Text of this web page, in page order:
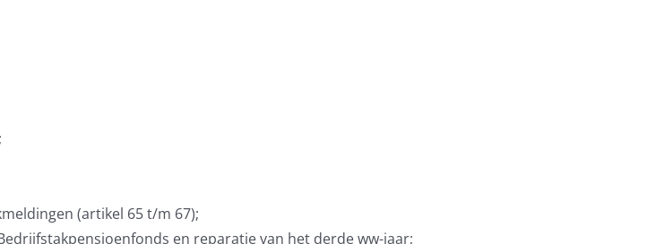
(artikel 65 t/m 67);
en reparatie van het derde ww-jaar;